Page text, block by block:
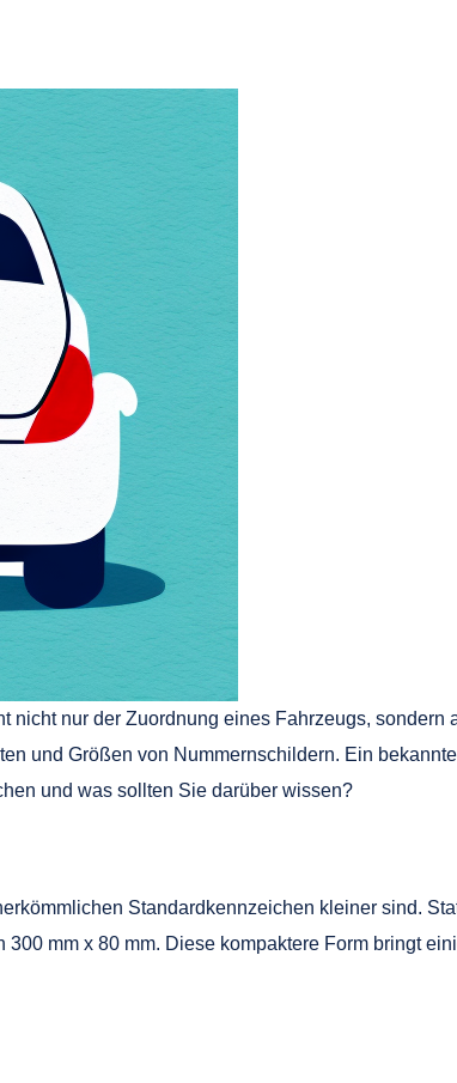
nicht nur der Zuordnung eines Fahrzeugs, sondern
und Größen von Nummernschildern. Ein
und was sollten Sie darüber wissen?
Standardkennzeichen kleiner sind.
mm x 80 mm. Diese kompaktere Form bringt